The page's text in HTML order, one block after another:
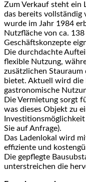
Zum Verkauf steht ein
das bereits vollständig
wurde im Jahr 1984
Nutzfläche von ca.
Geschäftskonzepte
Die durchdachte
flexible Nutzung,
zusätzlichen
bietet. Aktuell wird die
gastronomische
Die Vermietung sorgt
was dieses Objekt zu
Sie auf Anfrage).
Das Ladenlokal wird
effiziente und
Die gepflegte
unterstreichen die